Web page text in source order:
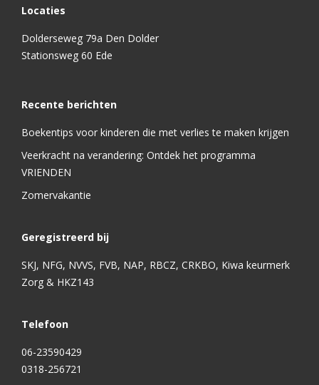
Locaties
Dolderseweg 79a Den Dolder
Stationsweg 60 Ede
Recente berichten
Boekentips voor kinderen die met verlies te maken krijgen
Veerkracht na verandering: Ontdek het programma
VRIENDEN
Zomervakantie
Geregistreerd bij
SKJ, NFG, NVVS, FVB, NAP, RBCZ, CRKBO, Kiwa keurmerk
Zorg & HKZ143
Telefoon
06-23590429
0318-256721